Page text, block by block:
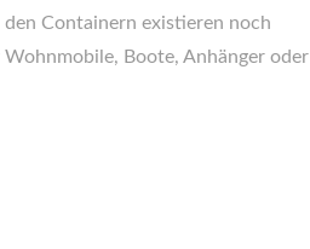
Containern existieren noch
Boote, Anhänger oder